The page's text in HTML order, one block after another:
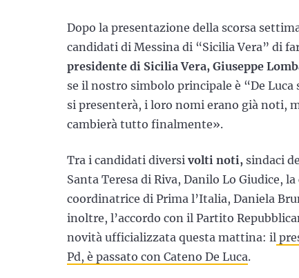
Dopo la presentazione della scorsa
candidati di Messina di “Sicilia Vera” di
presidente di Sicilia Vera, Giuseppe
se il nostro simbolo principale è “De
si presenterà, i loro nomi erano già noti,
cambierà tutto finalmente».
Tra i candidati diversi volti noti, sindaci
Santa Teresa di Riva, Danilo Lo Giudice,
coordinatrice di Prima l’Italia, Daniela
inoltre, l’accordo con il Partito
novità ufficializzata questa mattina: il
Pd, è passato con Cateno De Luca.